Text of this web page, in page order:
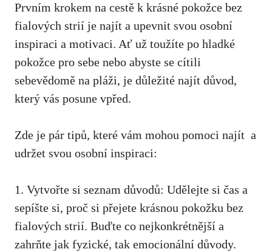
Prvním⁢ krokem na cestě k⁤ krásné pokožce⁣ bez
fialových strií je najít a upevnit svou ⁣osobní
inspiraci a motivaci. Ať už toužíte⁤ po hladké⁢
pokožce ⁢pro sebe nebo abyste se cítili
sebevědomě na ⁤pláži, je důležité najít důvod,
který ⁢vás posune vpřed.
Zde je pár tipů, které vám ⁢mohou pomoci najít ⁣ a
udržet svou osobní inspiraci:
1. Vytvořte si seznam důvodů: Udělejte⁢ si čas a
sepíšte si, proč si přejete krásnou pokožku bez
fialových strií. Buďte co nejkonkrétnější a
zahrňte jak fyzické, tak emocionální důvody.